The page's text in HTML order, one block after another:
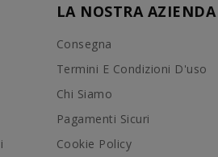
LA NOSTRA AZIENDA
Consegna
Termini E Condizioni D'uso
Chi Siamo
Pagamenti Sicuri
Cookie Policy